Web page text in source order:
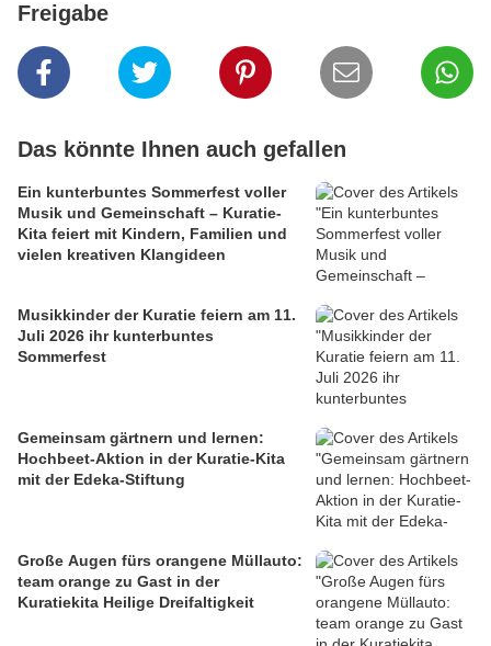
Freigabe
Das könnte Ihnen auch gefallen
Ein kunterbuntes Sommerfest voller
Musik und Gemeinschaft – Kuratie-
Kita feiert mit Kindern, Familien und
vielen kreativen Klangideen
Musikkinder der Kuratie feiern am 11.
Juli 2026 ihr kunterbuntes
Sommerfest
Gemeinsam gärtnern und lernen:
Hochbeet-Aktion in der Kuratie-Kita
mit der Edeka-Stiftung
Große Augen fürs orangene Müllauto:
team orange zu Gast in der
Kuratiekita Heilige Dreifaltigkeit